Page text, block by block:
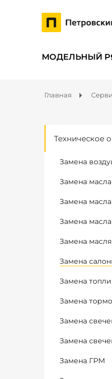
МОДЕЛЬНЫЙ
Главная
Техническое
Замена
Замена
Замена
Замена
Замена
Замена
Замена
Замена
Замена
Замена
Замена ГРМ